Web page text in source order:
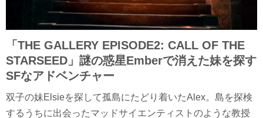
「THE GALLERY EPISODE2: CALL OF THE
STARSEED」謎の惑星Emberで消えた妹を探す
SFなアドベンチャー
双子の妹Elsieを探して孤島にたどり着いたAlex。島を探検
するうちに出会ったマッドサイエンティストのような教授